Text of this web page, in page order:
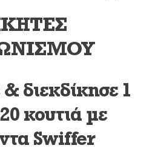
διεκδίκησε 1
κουτιά με
Swiffer